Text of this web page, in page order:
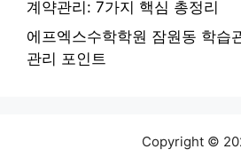
계약관리: 7가지 핵심 총정리
에프엑스수학학원 잠원동 학습
관리 포인트
Copyright ©